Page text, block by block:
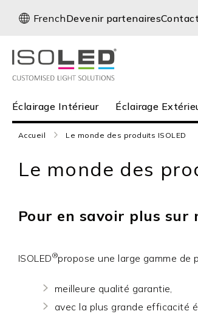
Allez
au
L
g
u
e
FrenchDevenir partenaires
Intérieur
Éclairage
Extérieur
infrarouges
Éclairage Intérieur Éclairage
Accueil Le monde des produits ISOLED
Le monde des
Pour en savoir plus sur
ISOLED®propose une large gamme de
meilleure qualité garantie,
avec la plus grande efficacité